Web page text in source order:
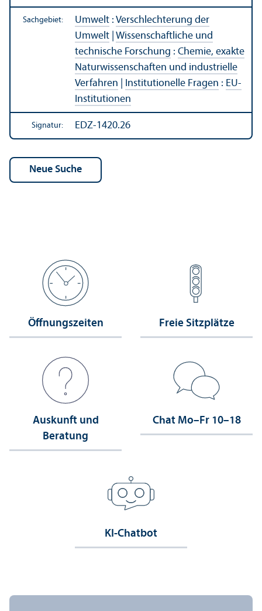
Sachgebiet: Umwelt : Verschlechterung der
Umwelt Wissenschaft­liche und
technische Forschung : Chemie, exakte
Natur­wissenschaften und industrielle
Verfahren
Institutionelle Fragen : EU-
Institutionen
Signatur: EDZ-1420.26
Öffnungs­zeiten Freie Sitzplätze
Auskunft und
Beratung
Chat Mo–Fr 10–18
KI-Chatbot